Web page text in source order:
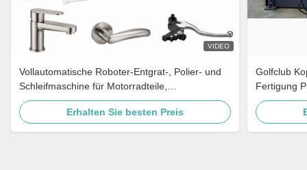
VIDEO
Vollautomatische Roboter-Entgrat-, Polier- und
Schleifmaschine für Motorradteile,
Messingarmaturen, Türgriffe
Erhalten Sie besten Preis
Golfclub
Fertigung
Roboter